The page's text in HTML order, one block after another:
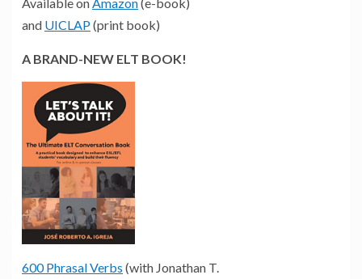
and UICLAP(print book)
A BRAND-NEW ELT BOOK!
600 Phrasal Verbs (with Jonathan T.